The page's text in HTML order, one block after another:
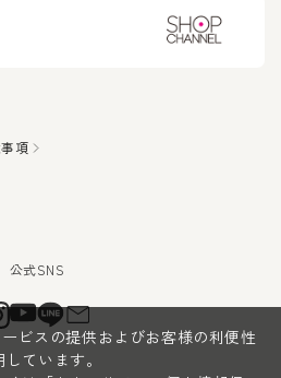
項
ビスの提供およびお客様の利便性
ています。